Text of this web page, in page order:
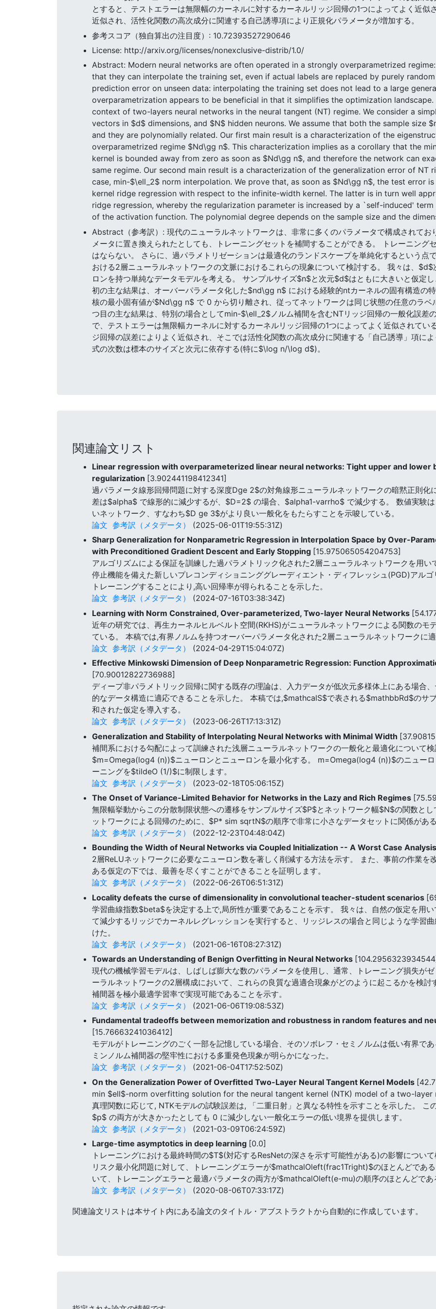
とすると、テストエラーは無限幅のカーネルに対するカーネルリッジ回帰の1つによってよく近
近似され、活性化関数の高次成分に関連する自己誘導項により正規化パラメータが増加する。
参考スコア（独自算出の注目度）: 10.72393527290646
License: http://arxiv.org/licenses/nonexclusive-distrib/1.0/
Abstract: Modern neural networks are often operated in a strongly overparametrized
that they can interpolate the training set, even if actual labels are replaced by purely
prediction error on unseen data: interpolating the training set does not lead to a large
overparametrization appears to be beneficial in that it simplifies the optimization
context of two-layers neural networks in the neural tangent (NT) regime. We consider a
vectors in $d$ dimensions, and $N$ hidden neurons. We assume that both the sample size
and they are polynomially related. Our first main result is a characterization of the
overparametrized regime $Nd\gg n$. This characterization implies as a corollary that the
kernel is bounded away from zero as soon as $Nd\gg n$, and therefore the network can
same regime. Our second main result is a characterization of the generalization error of NT
case, min-$\ell_2$ norm interpolation. We prove that, as soon as $Nd\gg n$, the test error
kernel ridge regression with respect to the infinite-width kernel. The latter is in turn well
ridge regression, whereby the regularization parameter is increased by a `self-induced'
of the activation function. The polynomial degree depends on the sample size and the
Abstract（参考訳）: 現代のニューラルネットワークは、非常に多くのパラメータで構成されてお
メータに置き換えられたとしても、トレーニングセットを補間することができる。 トレーニング
はならない。 さらに、過パラメトリゼーションは最適化のランドスケープを単純化するという点
おける2層ニューラルネットワークの文脈におけるこれらの現象について検討する。 我々は、
ロンを持つ単純なデータモデルを考える。 サンプルサイズ$n$と次元$d$はともに大きいと仮定
初の主な結果は、オーバーパラメータ化した$nd\gg n$ における経験的ntカーネルの固有構造の
核の最小固有値が$Nd\gg n$ で 0 から切り離され、従ってネットワークは同じ状態の任意のラ
つ目の主な結果は、特別の場合としてmin-$\ell_2$ノルム補間を含むNTリッジ回帰の一般化誤
で、テストエラーは無限幅カーネルに対するカーネルリッジ回帰の1つによってよく近似されてい
ジ回帰の誤差によりよく近似され、そこでは活性化関数の高次成分に関連する「自己誘導」項に
式の次数は標本のサイズと次元に依存する(特に$\log n/\log d$)。
関連論文リスト
Linear regression with overparameterized linear neural networks: Tight upper and lower
regularization [3.902441198412341]
過パラメータ線形回帰問題に対する深度Dge 2$の対角線形ニューラルネットワークの暗黙正則
差は$alpha$ で線形的に減少するが、$D=2$ の場合、$alpha1-varrho$ で減少する。 数値実験
いネットワーク、すなわち$D ge 3$がより良い一般化をもたらすことを示唆している。
論文 参考訳（メタデータ）
(2025-06-01T19:55:31Z)
Sharp Generalization for Nonparametric Regression in Interpolation Space by Over-
with Preconditioned Gradient Descent and Early Stopping [15.975065054204753]
アルゴリズムによる保証を訓練した過パラメトリック化された2層ニューラルネットワークを用
停止機能を備えた新しいプレコンディショニンググレーディエント・ディフレッシュ(PGD)アル
トレーニングすることにより,高い回帰率が得られることを示した。
論文 参考訳（メタデータ）
(2024-07-16T03:38:34Z)
Learning with Norm Constrained, Over-parameterized, Two-layer Neural Networks
近年の研究では、再生カーネルヒルベルト空間(RKHS)がニューラルネットワークによる関数のモ
ている。 本稿では,有界ノルムを持つオーバーパラメータ化された2層ニューラルネットワークに
論文 参考訳（メタデータ）
(2024-04-29T15:04:07Z)
Effective Minkowski Dimension of Deep Nonparametric Regression: Function
[70.90012822736988]
ディープ非パラメトリック回帰に関する既存の理論は、入力データが低次元多様体上にある場合
的なデータ構造に適応できることを示した。 本稿では,$mathcalS$で表される$mathbbRd$のサ
和された仮定を導入する。
論文 参考訳（メタデータ）
(2023-06-26T17:13:31Z)
Generalization and Stability of Interpolating Neural Networks with Minimal Width
補間系における勾配によって訓練された浅層ニューラルネットワークの一般化と最適化について
$m=Omega(log4 (n))$ニューロンとニューロンを最小化する。 m=Omega(log4 (n))$のニュー
ーニングを$tildeO (1/)$に制限します。
論文 参考訳（メタデータ）
(2023-02-18T05:06:15Z)
The Onset of Variance-Limited Behavior for Networks in the Lazy and Rich Regimes
無限幅挙動からこの分散制限状態への遷移をサンプルサイズ$P$とネットワーク幅$N$の関数と
ットワークによる回帰のために、$P* sim sqrtN$の順序で非常に小さなデータセットに関係があ
論文 参考訳（メタデータ）
(2022-12-23T04:48:04Z)
Bounding the Width of Neural Networks via Coupled Initialization -- A Worst Case
2層ReLUネットワークに必要なニューロン数を著しく削減する方法を示す。 また、事前の作業を
ある仮定の下では、最善を尽くすことができることを証明します。
論文 参考訳（メタデータ）
(2022-06-26T06:51:31Z)
Locality defeats the curse of dimensionality in convolutional teacher-student scenarios
学習曲線指数$beta$を決定する上で,局所性が重要であることを示す。 我々は、自然の仮定を用
て減少するリッジでカーネルレグレッションを実行すると、リッジレスの場合と同じような学習
けた。
論文 参考訳（メタデータ）
(2021-06-16T08:27:31Z)
Towards an Understanding of Benign Overfitting in Neural Networks
現代の機械学習モデルは、しばしば膨大な数のパラメータを使用し、通常、トレーニング損失が
ーラルネットワークの2層構成において、これらの良質な過適合現象がどのように起こるかを検
補間器を極小最適学習率で実現可能であることを示す。
論文 参考訳（メタデータ）
(2021-06-06T19:08:53Z)
Fundamental tradeoffs between memorization and robustness in random features and
[15.76663241036412]
モデルがトレーニングのごく一部を記憶している場合、そのソボレフ・セミノルムは低い有界で
ミンノルム補間器の堅牢性における多重発色現象が明らかになった。
論文 参考訳（メタデータ）
(2021-06-04T17:52:50Z)
On the Generalization Power of Overfitted Two-Layer Neural Tangent Kernel Models
min $ell$-norm overfitting solution for the neural tangent kernel (NTK) model of a two-layer
真理関数に応じて, NTKモデルの試験誤差は, 「二重日射」と異なる特性を示すことを示した。
$p$ の両方が大きかったとしても 0 に減少しない一般化エラーの低い境界を提供します。
論文 参考訳（メタデータ）
(2021-03-09T06:24:59Z)
Large-time asymptotics in deep learning [0.0]
トレーニングにおける最終時間の$T$(対応するResNetの深さを示す可能性がある)の影響につい
リスク最小化問題に対して、トレーニングエラーが$mathcalOleft(frac1Tright)$のほとんどであ
いて、トレーニングエラーと最適パラメータの両方が$mathcalOleft(e-mu)の順序のほとんどであ
論文 参考訳（メタデータ） (2020-08-06T07:33:17Z)
関連論文リストは本サイト内にある論文のタイトル・アブストラクトから自動的に作成しています。